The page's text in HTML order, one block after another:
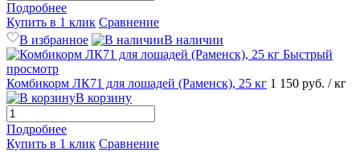
Подробнее
Купить в 1 клик Сравнение
В избранное
В наличии
Быстрый
просмотр
Комбикорм ЛК71 для лошадей (Раменск), 25 кг 1 150 руб. / кг
В корзину
Подробнее
Купить в 1 клик Сравнение